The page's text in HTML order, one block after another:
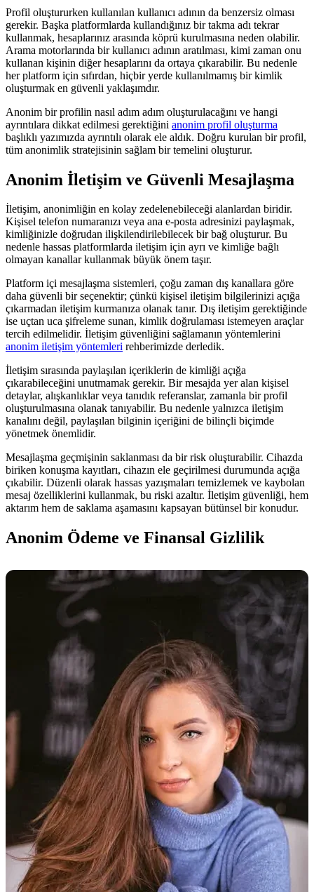
Profil oluştururken kullanılan kullanıcı adının da benzersiz olması
gerekir. Başka platformlarda kullandığınız bir takma adı tekrar
kullanmak, hesaplarınız arasında köprü kurulmasına neden olabilir.
Arama motorlarında bir kullanıcı adının aratılması, kimi zaman onu
kullanan kişinin diğer hesaplarını da ortaya çıkarabilir. Bu nedenle
her platform için sıfırdan, hiçbir yerde kullanılmamış bir kimlik
oluşturmak en güvenli yaklaşımdır.
Anonim bir profilin nasıl adım adım oluşturulacağını ve hangi
ayrıntılara dikkat edilmesi gerektiğini anonim profil oluşturma
başlıklı yazımızda ayrıntılı olarak ele aldık. Doğru kurulan bir profil,
tüm anonimlik stratejisinin sağlam bir temelini oluşturur.
Anonim İletişim ve Güvenli Mesajlaşma
İletişim, anonimliğin en kolay zedelenebileceği alanlardan biridir.
Kişisel telefon numaranızı veya ana e-posta adresinizi paylaşmak,
kimliğinizle doğrudan ilişkilendirilebilecek bir bağ oluşturur. Bu
nedenle hassas platformlarda iletişim için ayrı ve kimliğe bağlı
olmayan kanallar kullanmak büyük önem taşır.
Platform içi mesajlaşma sistemleri, çoğu zaman dış kanallara göre
daha güvenli bir seçenektir; çünkü kişisel iletişim bilgilerinizi açığa
çıkarmadan iletişim kurmanıza olanak tanır. Dış iletişim gerektiğinde
ise uçtan uca şifreleme sunan, kimlik doğrulaması istemeyen araçlar
tercih edilmelidir. İletişim güvenliğini sağlamanın yöntemlerini
anonim iletişim yöntemleri rehberimizde derledik.
İletişim sırasında paylaşılan içeriklerin de kimliği açığa
çıkarabileceğini unutmamak gerekir. Bir mesajda yer alan kişisel
detaylar, alışkanlıklar veya tanıdık referanslar, zamanla bir profil
oluşturulmasına olanak tanıyabilir. Bu nedenle yalnızca iletişim
kanalını değil, paylaşılan bilginin içeriğini de bilinçli biçimde
yönetmek önemlidir.
Mesajlaşma geçmişinin saklanması da bir risk oluşturabilir. Cihazda
biriken konuşma kayıtları, cihazın ele geçirilmesi durumunda açığa
çıkabilir. Düzenli olarak hassas yazışmaları temizlemek ve kaybolan
mesaj özelliklerini kullanmak, bu riski azaltır. İletişim güvenliği, hem
aktarım hem de saklama aşamasını kapsayan bütünsel bir konudur.
Anonim Ödeme ve Finansal Gizlilik